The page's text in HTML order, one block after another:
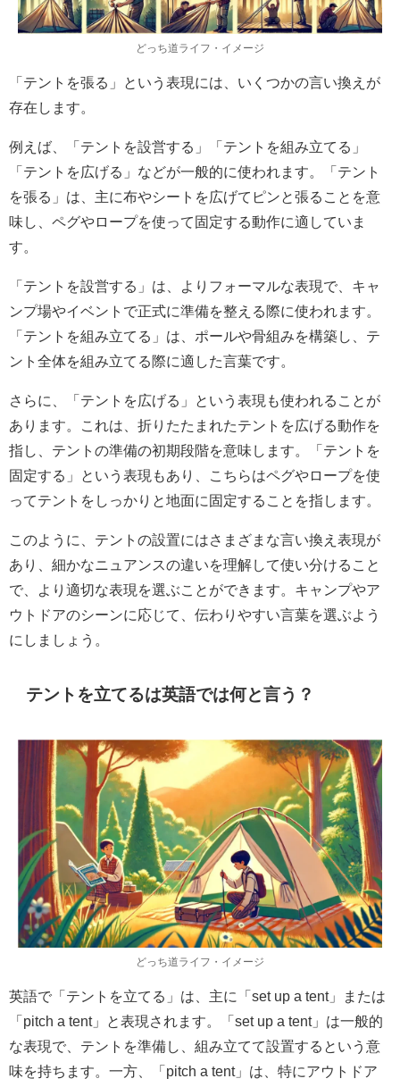
どっち道ライフ・イメージ
「テントを張る」という表現には、いくつかの言い換えが
存在します。
例えば、「テントを設営する」「テントを組み立てる」
「テントを広げる」などが一般的に使われます。「テント
を張る」は、主に布やシートを広げてピンと張ることを意
味し、ペグやロープを使って固定する動作に適していま
す。
「テントを設営する」は、よりフォーマルな表現で、キャ
ンプ場やイベントで正式に準備を整える際に使われます。
「テントを組み立てる」は、ポールや骨組みを構築し、テ
ント全体を組み立てる際に適した言葉です。
さらに、「テントを広げる」という表現も使われることが
あります。これは、折りたたまれたテントを広げる動作を
指し、テントの準備の初期段階を意味します。「テントを
固定する」という表現もあり、こちらはペグやロープを使
ってテントをしっかりと地面に固定することを指します。
このように、テントの設置にはさまざまな言い換え表現が
あり、細かなニュアンスの違いを理解して使い分けること
で、より適切な表現を選ぶことができます。キャンプやア
ウトドアのシーンに応じて、伝わりやすい言葉を選ぶよう
にしましょう。
テントを立てるは英語では何と言う？
どっち道ライフ・イメージ
英語で「テントを立てる」は、主に「set up a tent」または
「pitch a tent」と表現されます。「set up a tent」は一般的
な表現で、テントを準備し、組み立てて設置するという意
味を持ちます。一方、「pitch a tent」は、特にアウトドア